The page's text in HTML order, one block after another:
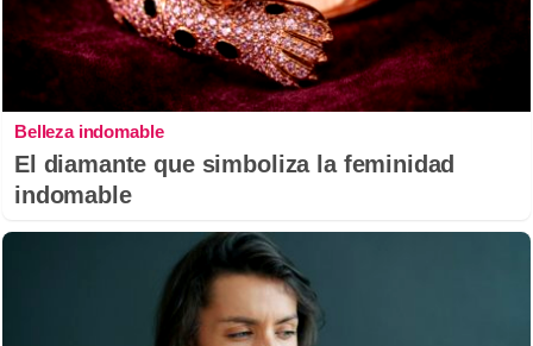
Belleza indomable
El diamante que simboliza la feminidad
indomable